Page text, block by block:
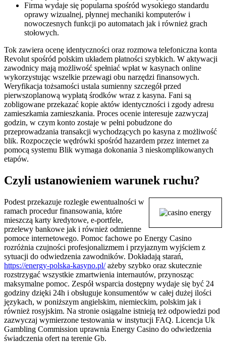
Firma wydaje się popularna spośród wysokiego standardu
oprawy wizualnej, płynnej mechaniki komputerów i
nowoczesnych funkcji po automatach jak i również grach
stołowych.
Tok zawiera ocenę identyczności oraz rozmowa telefoniczna konta
Revolut spośród polskim układem płatności szybkich. W aktywacji
zawodnicy mają możliwość spełniać wpłat w kasynach online
wykorzystując wszelkie przewagi obu narzędzi finansowych.
Weryfikacja tożsamości ustala sumienny szczegół przed
pierwszoplanową wypłatą środków wraz z kasyna. Fani są
zobligowane przekazać kopie aktów identyczności i zgody adresu
zamieszkamia zamieszkania. Proces ocenie interesuje zazwyczaj
godzin, w czym konto zostaje w pełni pobudzone do
przeprowadzania transakcji wychodzących po kasyna z możliwość
blik. Rozpoczęcie wędrówki spośród hazardem przez internet za
pomocą systemu Blik wymaga dokonania 3 nieskomplikowanych
etapów.
Czyli ustanowieniem warunek ruchu?
Podest przekazuje rozległe ewentualności w
ramach procedur finansowania, które
mieszczą karty kredytowe, e-portfele,
przelewy bankowe jak i również odmienne
pomoce internetowego. Pomoc fachowe po Energy Casino
rozróżnia czujności profesjonalizmem i przyjaznym wyjściem z
sytuacji do odwiedzenia zawodników. Dokładają starań,
https://energy-polska-kasyno.pl/ażeby szybko oraz skutecznie
rozstrzygać wszystkie zmartwienia internautów, przynosząc
maksymalne pomoc. Zespół wsparcia dostępny wydaje się być 24
godziny dzięki 24h i obsługuje konsumentów w całej dużej ilości
językach, w poniższym angielskim, niemieckim, polskim jak i
również rosyjskim. Na stronie osiągalne istnieją też odpowiedzi pod
zazwyczaj wymierzone testowania w instytucji FAQ. Licencja Uk
Gambling Commission uprawnia Energy Casino do odwiedzenia
świadczenia ofert na terenie Gb.